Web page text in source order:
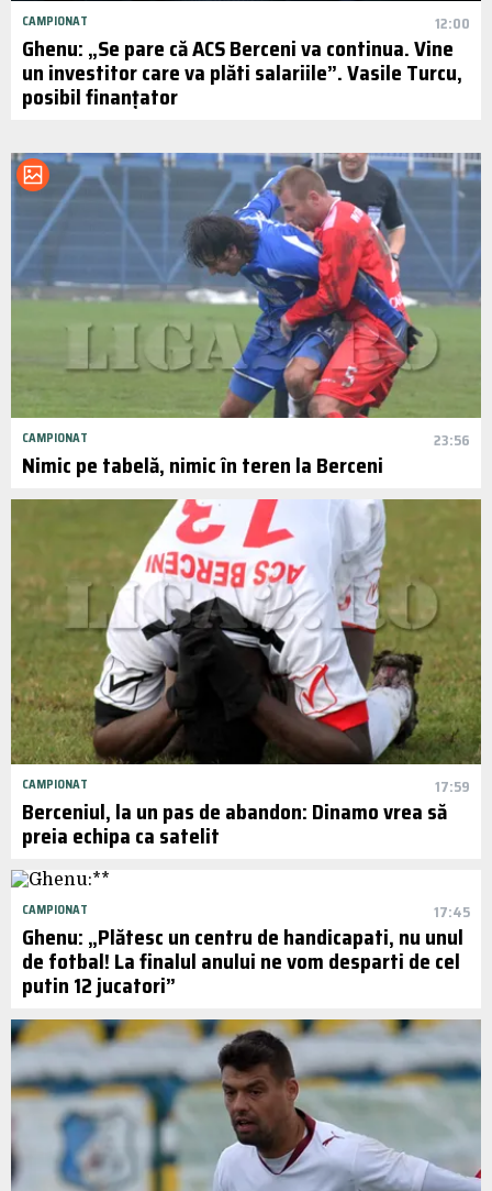
CAMPIONAT 12:00
Ghenu: „Se pare că ACS Berceni va continua. Vine
un investitor care va plăti salariile”. Vasile Turcu,
posibil finanțator
CAMPIONAT 23:56
Nimic pe tabelă, nimic în teren la Berceni
CAMPIONAT 17:59
Berceniul, la un pas de abandon: Dinamo vrea să
preia echipa ca satelit
CAMPIONAT 17:45
Ghenu: „Plătesc un centru de handicapati, nu unul
de fotbal! La finalul anului ne vom desparti de cel
putin 12 jucatori”